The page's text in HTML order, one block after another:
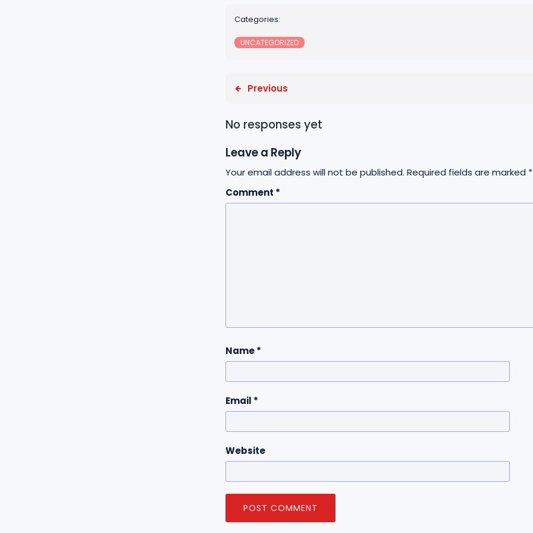
Categories:
UNCATEGORIZED
Previous
No responses yet
Leave a Reply
Your email address will not be published. Required fields are marked *
Comment *
Name*
Email *
Website